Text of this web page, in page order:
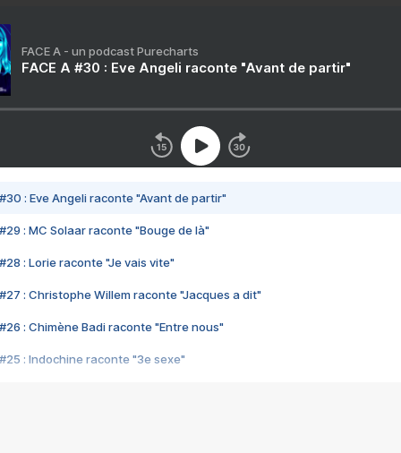
FACE A - un podcast Purecharts
FACE A #30 : Eve Angeli raconte "Avant de partir"
#30 : Eve Angeli raconte "Avant de partir"
#29 : MC Solaar raconte "Bouge de là"
#28 : Lorie raconte "Je vais vite"
#27 : Christophe Willem raconte "Jacques a dit"
#26 : Chimène Badi raconte "Entre nous"
#25 : Indochine raconte "3e sexe"